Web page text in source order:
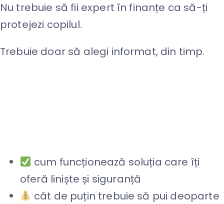
Nu trebuie să fii expert în finanțe ca să-ți
protejezi copilul.
Trebuie doar să alegi informat, din timp.
cum funcționează soluția care îți
oferă liniște și siguranță
cât de puțin trebuie să pui deoparte